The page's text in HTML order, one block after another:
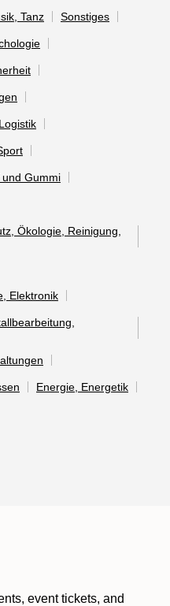
Tanz Sonstiges
Gummi
Ökologie, Reinigung,
Elektronik
Energie, Energetik
event tickets, and